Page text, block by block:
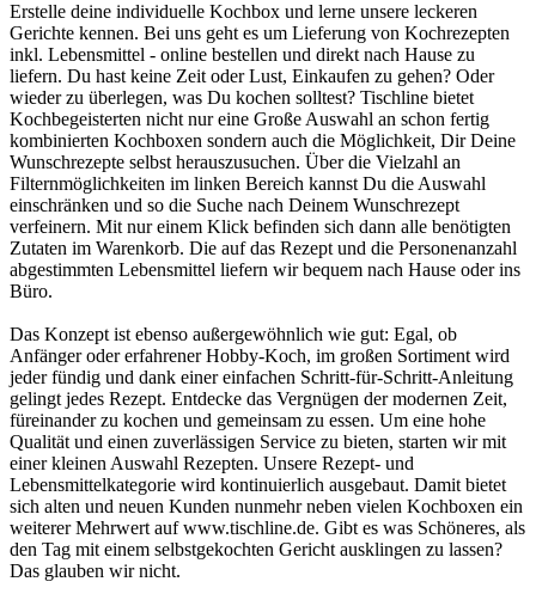
Erstelle deine individuelle Kochbox und lerne unsere leckeren
Gerichte kennen. Bei uns geht es um Lieferung von Kochrezepten
inkl. Lebensmittel - online bestellen und direkt nach Hause zu
liefern. Du hast keine Zeit oder Lust, Einkaufen zu gehen? Oder
wieder zu überlegen, was Du kochen solltest? Tischline bietet
Kochbegeisterten nicht nur eine Große Auswahl an schon fertig
kombinierten Kochboxen sondern auch die Möglichkeit, Dir Deine
Wunschrezepte selbst herauszusuchen. Über die Vielzahl an
Filternmöglichkeiten im linken Bereich kannst Du die Auswahl
einschränken und so die Suche nach Deinem Wunschrezept
verfeinern. Mit nur einem Klick befinden sich dann alle benötigten
Zutaten im Warenkorb. Die auf das Rezept und die Personenanzahl
abgestimmten Lebensmittel liefern wir bequem nach Hause oder ins
Büro.
Das Konzept ist ebenso außergewöhnlich wie gut: Egal, ob
Anfänger oder erfahrener Hobby-Koch, im großen Sortiment wird
jeder fündig und dank einer einfachen Schritt-für-Schritt-Anleitung
gelingt jedes Rezept. Entdecke das Vergnügen der modernen Zeit,
füreinander zu kochen und gemeinsam zu essen. Um eine hohe
Qualität und einen zuverlässigen Service zu bieten, starten wir mit
einer kleinen Auswahl Rezepten. Unsere Rezept- und
Lebensmittelkategorie wird kontinuierlich ausgebaut. Damit bietet
sich alten und neuen Kunden nunmehr neben vielen Kochboxen ein
weiterer Mehrwert auf www.tischline.de. Gibt es was Schöneres, als
den Tag mit einem selbstgekochten Gericht ausklingen zu lassen?
Das glauben wir nicht.